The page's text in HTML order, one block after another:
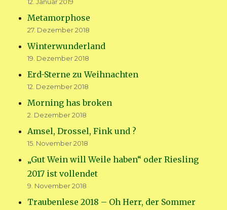
Metamorphose
27. Dezember 2018
Winterwunderland
19. Dezember 2018
Erd-Sterne zu Weihnachten
12. Dezember 2018
Morning has broken
2. Dezember 2018
Amsel, Drossel, Fink und ?
15. November 2018
„Gut Wein will Weile haben“ oder Riesling
2017 ist vollendet
9. November 2018
Traubenlese 2018 – Oh Herr, der Sommer